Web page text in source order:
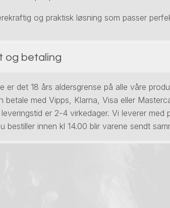
og praktisk løsning som passer
og betaling
er det 18 års aldersgrense på alle våre
betale med Vipps, Klarna, Visa eller
leveringstid er 2-4 virkedager. Vi leverer med
bestiller innen kl 14.00 blir varene sendt